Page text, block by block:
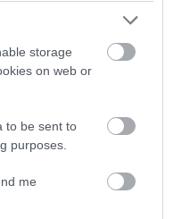
storage
on web or
to be sent to
purposes.
me